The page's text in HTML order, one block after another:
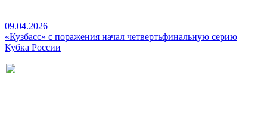
09.04.2026
«Кузбасс» с поражения начал четвертьфинальную серию
Кубка России